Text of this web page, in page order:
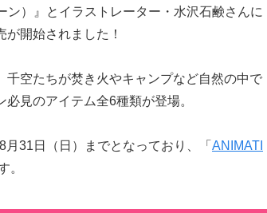
）』とイラストレーター・水沢石鹸さんに
開始されました！
空たちが焚き火やキャンプなど自然の中で
見のアイテム全6種類が登場。
31日（日）までとなっており、「 ANIMATI
。